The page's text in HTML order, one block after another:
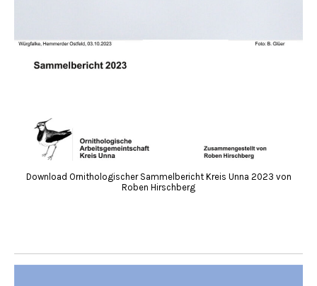
Download Ornithologischer Sammelbericht Kreis Unna 2023 von
Roben Hirschberg